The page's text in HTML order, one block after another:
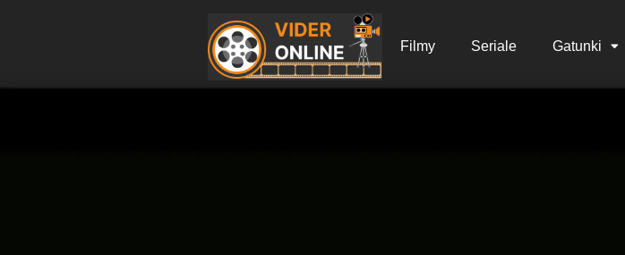
Filmy Seriale Gatunki